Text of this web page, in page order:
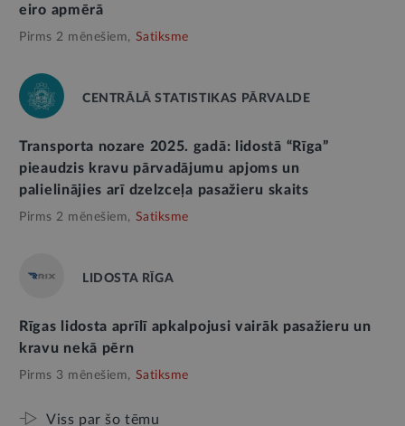
eiro apmērā
Pirms 2 mēnešiem, Satiksme
CENTRĀLĀ STATISTIKAS PĀRVALDE
Transporta nozare 2025. gadā: lidostā “Rīga”
pieaudzis kravu pārvadājumu apjoms un
palielinājies arī dzelzceļa pasažieru skaits
Pirms 2 mēnešiem, Satiksme
LIDOSTA RĪGA
Rīgas lidosta aprīlī apkalpojusi vairāk pasažieru un
kravu nekā pērn
Pirms 3 mēnešiem, Satiksme
Viss par šo tēmu